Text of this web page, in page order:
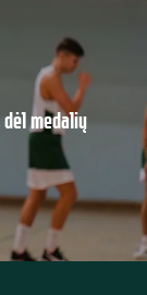
medalių